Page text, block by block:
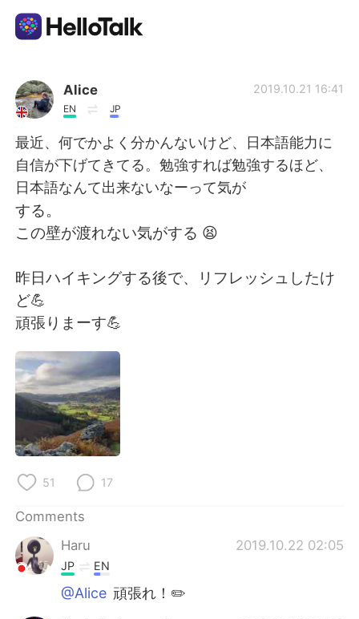
Language Exchange App
AI Grammar Checker
English
简体中文 繁體中文
Español العربية
Français
日本語
Русский
Indonesia
Türkçe
Português
Alice
EN JP
2019.10.21 16:41
最近、何でかよく分かんないけど、日本語能力に
自信が下げてきてる。勉強すれば勉強するほど、
日本語なんて出来ないなーって気が
する。
この壁が渡れない気がする 😫
昨日ハイキングする後で、リフレッシュしたけ
ど💪
頑張りまーす💪
51 17
Comments
Haru
2019.10.22 02:05
JP EN
@Alice 頑張れ！✏️